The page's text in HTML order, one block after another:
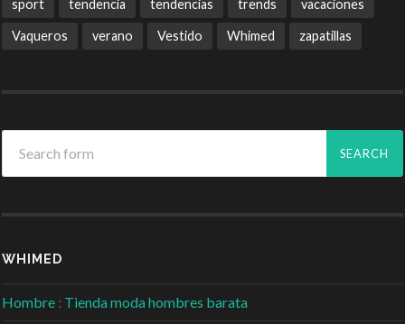
sport tendencia tendencias trends vacaciones
Vaqueros verano Vestido Whimed zapatillas
WHIMED
Hombre : Tienda moda hombres barata